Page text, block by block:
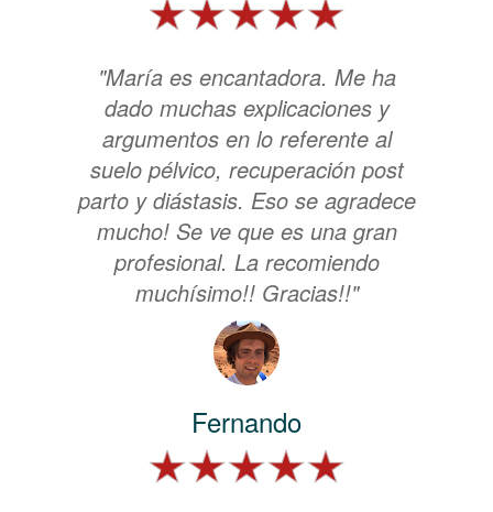
"María es encantadora. Me ha
dado muchas explicaciones y
argumentos en lo referente al
suelo pélvico, recuperación post
parto y diástasis. Eso se agradece
mucho! Se ve que es una gran
profesional. La recomiendo
muchísimo!! Gracias!!"
Fernando